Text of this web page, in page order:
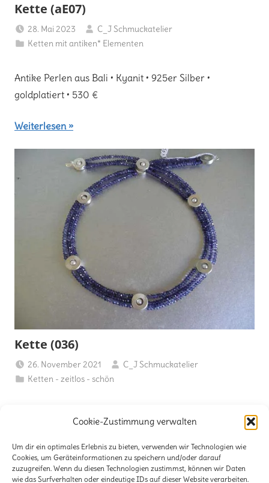
Cookie-Zustimmung verwalten
Um dir ein optimales Erlebnis zu bieten, verwenden wir Technologien wie
Cookies, um Geräteinformationen zu speichern und/oder darauf
zuzugreifen. Wenn du diesen Technologien zustimmst, können wir Daten
wie das Surfverhalten oder eindeutige IDs auf dieser Website verarbeiten.
Kette (aE07)
28. Mai 2023
C_J Schmuckatelier
Ketten mit antiken* Elementen
Antike Perlen aus Bali • Kyanit • 925er Silber •
goldplatiert • 530 €
Weiterlesen
Kette (036)
26. November 2021
C_J Schmuckatelier
Ketten - zeitlos - schön
Weiterlesen